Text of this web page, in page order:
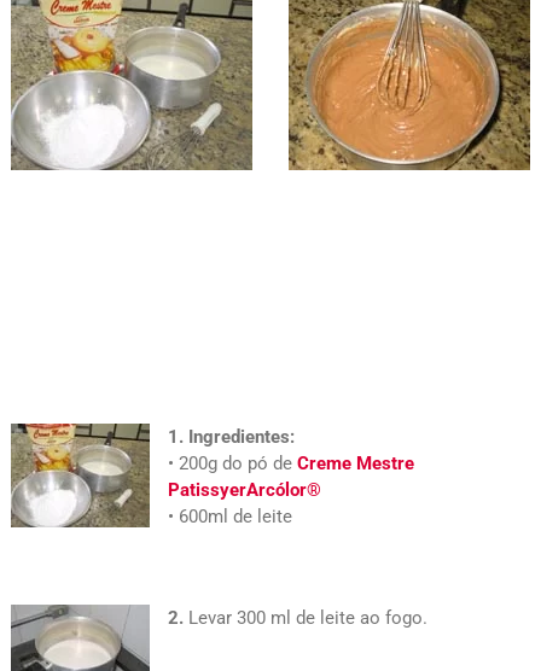
1. Ingredientes:
• 200g do pó de Creme Mestre
PatissyerArcólor®
• 600ml de leite
2. Levar 300 ml de leite ao fogo.